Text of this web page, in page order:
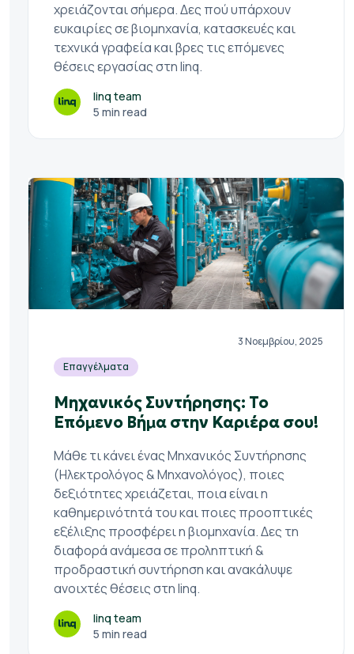
χρειάζονται σήμερα. Δες πού υπάρχουν
ευκαιρίες σε βιομηχανία, κατασκευές και
τεχνικά γραφεία και βρες τις επόμενες
θέσεις εργασίας στη linq.
linq team
5 min read
3 Νοεμβρίου, 2025
Επαγγέλματα
Μηχανικός Συντήρησης: Το
Επόμενο Βήμα στην Καριέρα σου!
Μάθε τι κάνει ένας Μηχανικός Συντήρησης
(Ηλεκτρολόγος & Μηχανολόγος), ποιες
δεξιότητες χρειάζεται, ποια είναι η
καθημερινότητά του και ποιες προοπτικές
εξέλιξης προσφέρει η βιομηχανία. Δες τη
διαφορά ανάμεσα σε προληπτική &
προδραστική συντήρηση και ανακάλυψε
ανοιχτές θέσεις στη linq.
linq team
5 min read